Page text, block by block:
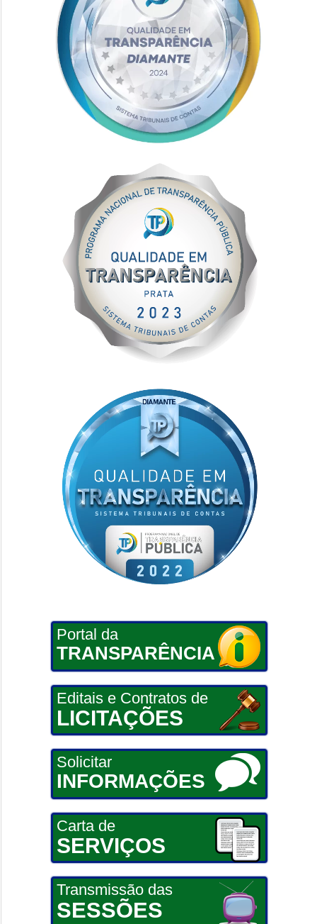
Portal da
TRANSPARÊNCIA
Editais e Contratos de
LICITAÇÕES
Solicitar
INFORMAÇÕES
Carta de
SERVIÇOS
Transmissão das
SESSÕES